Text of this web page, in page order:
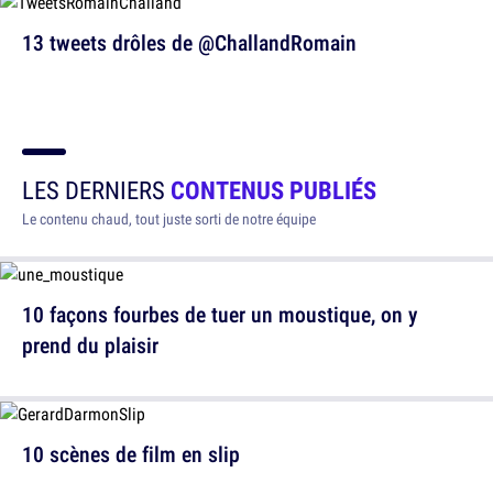
13 tweets drôles de @ChallandRomain
LES DERNIERS CONTENUS PUBLIÉS
Le contenu chaud, tout juste sorti de notre équipe
10 façons fourbes de tuer un moustique, on y
prend du plaisir
10 scènes de film en slip